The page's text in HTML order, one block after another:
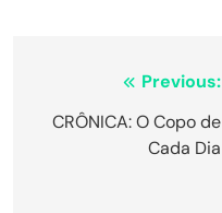
Navegação
de
Previous:
CRÔNICA: O Copo de
Cada Dia